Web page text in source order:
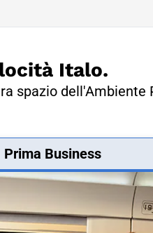
Italo.
spazio
Prima Business